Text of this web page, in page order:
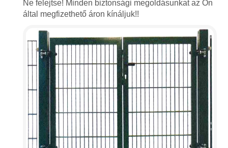
Ne felejtse! Minden biztonsági megoldásunkat az Ön
által megfizethető áron kínáljuk!!